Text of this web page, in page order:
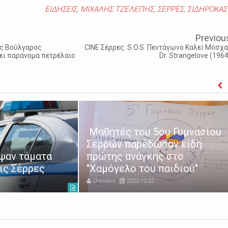
ΕΙΔΗΣΕΙΣ, ΜΙΧΑΛΗΣ ΤΖΕΛΕΠΗΣ, ΣΕΡΡΕΣ,
Βούλγαρος
παράνομα πετρέλαιο
CINE Σέρρες: S.O.S. Πεντάγωνο Καλεί Μόσχα |
Dr. Strangelove
τάματα
Σέρρες
Μαθητές του 5ου Γυμνασίου
Σερρών παρέδωσαν είδη
πρώτης ανάγκης στο
"Χαμόγελο του παιδιού"
Unknown 2022-12-22